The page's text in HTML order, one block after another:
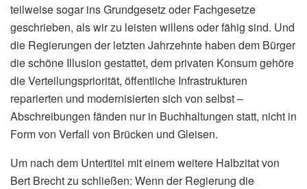
teilweise sogar ins Grundgesetz oder Fachgesetze
geschrieben, als wir zu leisten willens oder fähig sind. Und
die Regierungen der letzten Jahrzehnte haben dem Bürger
die schöne Illusion gestattet, dem privaten Konsum gehöre
die Verteilungspriorität, öffentliche Infrastrukturen
reparierten und modernisierten sich von selbst –
Abschreibungen fänden nur in Buchhaltungen statt, nicht in
Form von Verfall von Brücken und Gleisen.
Um nach dem Untertitel mit einem weitere Halbzitat von
Bert Brecht zu schließen: Wenn der Regierung die